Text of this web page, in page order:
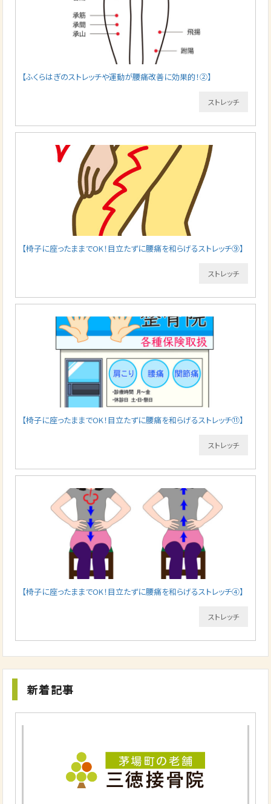
【ふくらはぎのストレッチや運動が腰痛改善に効果的！②】
ストレッチ
【椅子に座ったままでOK！目立たずに腰痛を和らげるストレッチ⑨】
ストレッチ
【椅子に座ったままでOK！目立たずに腰痛を和らげるストレッチ⑪】
ストレッチ
【椅子に座ったままでOK！目立たずに腰痛を和らげるストレッチ④】
ストレッチ
新着記事